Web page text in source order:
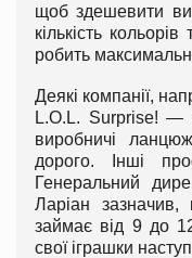
щоб здешевити
кількість
робить
Деякі компанії,
L.O.L. Surprise! —
виробничі
дорого. Інші
Генеральний
Ларіан
займає від 9 до
свої іграшки